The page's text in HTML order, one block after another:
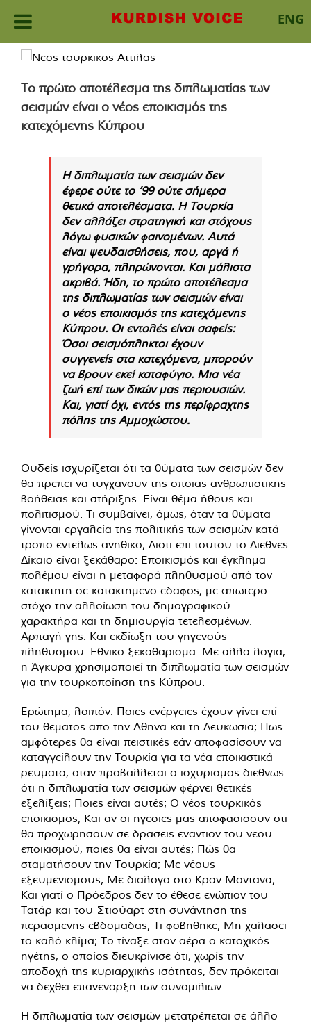
ENG
Skip
contentΤο πρώτο αποτέλεσμα της διπλωματίας των
σεισμών είναι ο νέος εποικισμός της
κατεχόμενης Κύπρου
Η διπλωματία των σεισμών δεν
έφερε ούτε το ’99 ούτε σήμερα
θετικά αποτελέσματα. Η Τουρκία
δεν αλλάζει στρατηγική και στόχους
λόγω φυσικών φαινομένων. Αυτά
είναι ψευδαισθήσεις, που, αργά ή
γρήγορα, πληρώνονται. Και μάλιστα
ακριβά. Ήδη, το πρώτο αποτέλεσμα
της διπλωματίας των σεισμών είναι
ο νέος εποικισμός της κατεχόμενης
Κύπρου. Οι εντολές είναι σαφείς:
Όσοι σεισμόπληκτοι έχουν
συγγενείς στα κατεχόμενα, μπορούν
να βρουν εκεί καταφύγιο. Μια νέα
ζωή επί των δικών μας περιουσιών.
Και, γιατί όχι, εντός της περίφραχτης
πόλης της Αμμοχώστου.
Ουδείς ισχυρίζεται ότι τα θύματα των σεισμών δεν
θα πρέπει να τυγχάνουν της όποιας ανθρωπιστικής
βοήθειας και στήριξης. Είναι θέμα ήθους και
πολιτισμού. Τι συμβαίνει, όμως, όταν τα θύματα
γίνονται εργαλεία της πολιτικής των σεισμών κατά
τρόπο εντελώς ανήθικο; Διότι επί τούτου το Διεθνές
Δίκαιο είναι ξεκάθαρο: Εποικισμός και έγκλημα
πολέμου είναι η μεταφορά πληθυσμού από τον
κατακτητή σε κατακτημένο έδαφος, με απώτερο
στόχο την αλλοίωση του δημογραφικού
χαρακτήρα και τη δημιουργία τετελεσμένων.
Αρπαγή γης. Και εκδίωξη του γηγενούς
πληθυσμού. Εθνικό ξεκαθάρισμα. Με άλλα λόγια,
η Άγκυρα χρησιμοποιεί τη διπλωματία των σεισμών
για την τουρκοποίηση της Κύπρου.
Ερώτημα, λοιπόν: Ποιες ενέργειες έχουν γίνει επί
του θέματος από την Αθήνα και τη Λευκωσία; Πώς
αμφότερες θα είναι πειστικές εάν αποφασίσουν να
καταγγείλουν την Τουρκία για τα νέα εποικιστικά
ρεύματα, όταν προβάλλεται ο ισχυρισμός διεθνώς
ότι η διπλωματία των σεισμών φέρνει θετικές
εξελίξεις; Ποιες είναι αυτές; Ο νέος τουρκικός
εποικισμός; Και αν οι ηγεσίες μας αποφασίσουν ότι
θα προχωρήσουν σε δράσεις εναντίον του νέου
εποικισμού, ποιες θα είναι αυτές; Πώς θα
σταματήσουν την Τουρκία; Με νέους
εξευμενισμούς; Με διάλογο στο Κραν Μοντανά;
Και γιατί ο Πρόεδρος δεν το έθεσε ενώπιον του
Τατάρ και του Στιούαρτ στη συνάντηση της
περασμένης εβδομάδας; Τι φοβήθηκε; Μη χαλάσει
το καλό κλίμα; Το τίναξε στον αέρα ο κατοχικός
ηγέτης, ο οποίος διευκρίνισε ότι, χωρίς την
αποδοχή της κυριαρχικής ισότητας, δεν πρόκειται
να δεχθεί επανέναρξη των συνομιλιών.
Η διπλωματία των σεισμών μετατρέπεται σε άλλο